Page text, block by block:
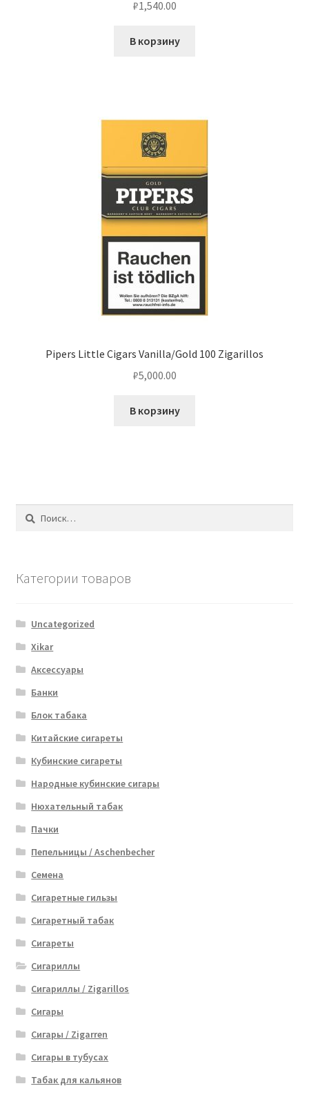
₽1,540.00
В корзину
Pipers Little Cigars Vanilla/Gold 100 Zigarillos
₽5,000.00
В корзину
Найти:
Категории товаров
Uncategorized
Xikar
Аксессуары
Банки
Блок табака
Китайские сигареты
Кубинские сигареты
Народные кубинские сигары
Нюхательный табак
Пачки
Пепельницы / Aschenbecher
Семена
Сигаретные гильзы
Сигаретный табак
Сигареты
Сигариллы
Сигариллы / Zigarillos
Сигары
Сигары / Zigarren
Сигары в тубусах
Табак для кальянов